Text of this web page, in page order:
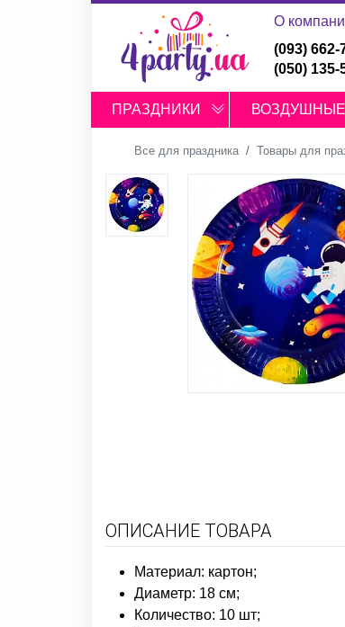
О
(093) 662-
(050) 135-
ПРАЗДНИКИ
Все для праздника Товары для
ОПИСАНИЕ ТОВАРА
Материал: картон;
Диаметр: 18 см;
Количество: 10 шт;